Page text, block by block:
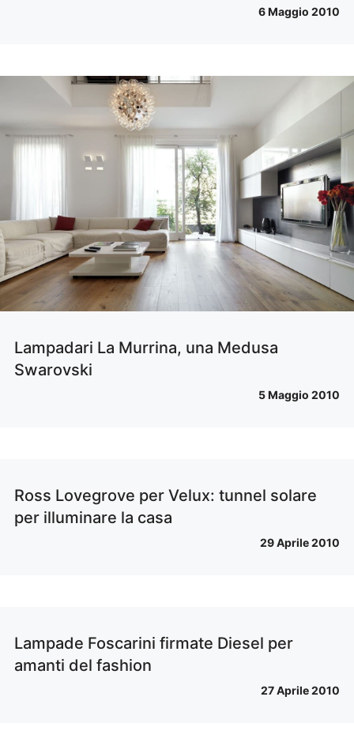
6 Maggio 2010
Lampadari La Murrina, una Medusa
Swarovski
5 Maggio 2010
Ross Lovegrove per Velux: tunnel solare
per illuminare la casa
29 Aprile 2010
Lampade Foscarini firmate Diesel per
amanti del fashion
27 Aprile 2010